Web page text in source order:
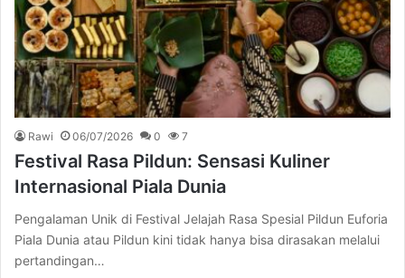
Rawi 06/07/2026 0 7
Festival Rasa Pildun: Sensasi Kuliner
Internasional Piala Dunia
Pengalaman Unik di Festival Jelajah Rasa Spesial Pildun Euforia
Piala Dunia atau Pildun kini tidak hanya bisa dirasakan melalui
pertandingan…